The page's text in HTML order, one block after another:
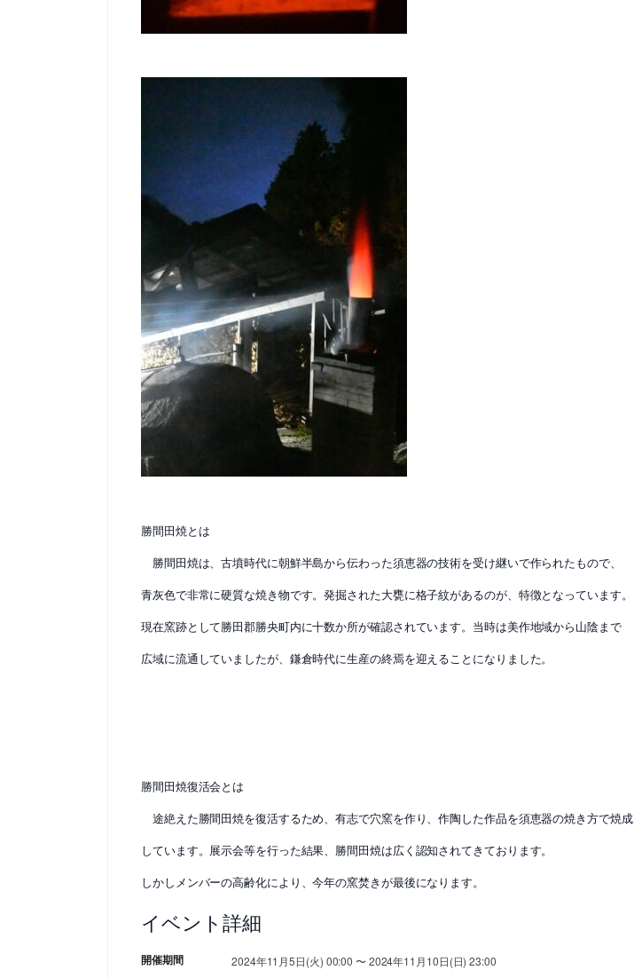
勝間田焼とは
勝間田焼は、古墳時代に朝鮮半島から伝わった須恵器の技術を受け継いで作られたもので、
青灰色で非常に硬質な焼き物です。発掘された大甕に格子紋があるのが、特徴となっています。
現在窯跡として勝田郡勝央町内に十数か所が確認されています。当時は美作地域から山陰まで
広域に流通していましたが、鎌倉時代に生産の終焉を迎えることになりました。
勝間田焼復活会とは
途絶えた勝間田焼を復活するため、有志で穴窯を作り、作陶した作品を須恵器の焼き方で焼成
しています。展示会等を行った結果、勝間田焼は広く認知されてきております。
しかしメンバーの高齢化により、今年の窯焚きが最後になります。
イベント詳細
開催期間 2024年11月5日(火) 00:00 〜 2024年11月10日(日) 23:00